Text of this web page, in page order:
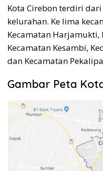
Kota Cirebon terdiri
kelurahan. Ke lima
Kecamatan Harjamukti,
Kecamatan Kesambi,
dan Kecamatan
Gambar Peta